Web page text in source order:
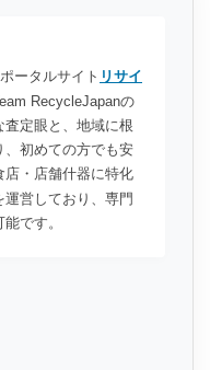
タルサイト リサイ
RecycleJapanの
査定眼と、地域に根
、初めての方でも安
店・店舗什器に特化
運営しており、専門
です。